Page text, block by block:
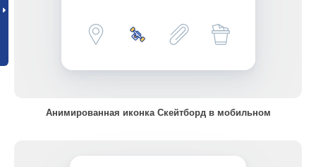
Анимированная иконка Скейтборд в мобильном